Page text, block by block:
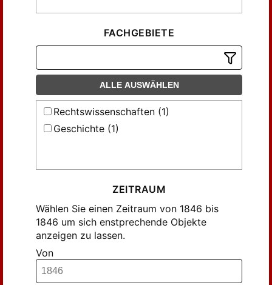
FACHGEBIETE
ALLE AUSWÄHLEN
Rechtswissenschaften (1)
Geschichte (1)
ZEITRAUM
Wählen Sie einen Zeitraum von 1846 bis
1846 um sich enstprechende Objekte
anzeigen zu lassen.
Von